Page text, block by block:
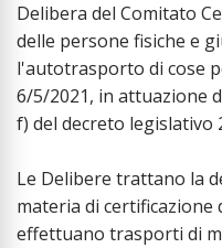
Delibera del Comitato
delle persone fisiche e
l'autotrasporto di cose
6/5/2021, in attuazione
f) del decreto legislativo
Le Delibere trattano la
materia di certificazione
effettuano trasporti di